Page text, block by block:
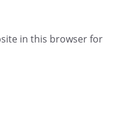
in this browser for